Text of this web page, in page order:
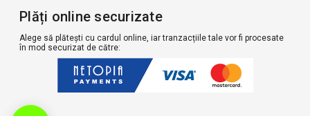
Plăți online securizate
Alege să plătești cu cardul online, iar tranzacțiile tale vor fi procesate
în mod securizat de către: